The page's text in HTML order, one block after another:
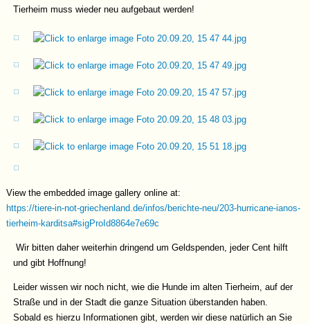
Tierheim muss wieder neu aufgebaut werden!
View the embedded image gallery online at:
https://tiere-in-not-griechenland.de/infos/berichte-neu/203-hurricane-ianos-
tierheim-karditsa#sigProId8864e7e69c
Wir bitten daher weiterhin dringend um Geldspenden, jeder Cent hilft
und gibt Hoffnung!
Leider wissen wir noch nicht, wie die Hunde im alten Tierheim, auf der
Straße und in der Stadt die ganze Situation überstanden haben.
Sobald es hierzu Informationen gibt, werden wir diese natürlich an Sie